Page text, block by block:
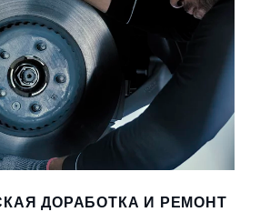
ДОРАБОТКА И РЕМОНТ